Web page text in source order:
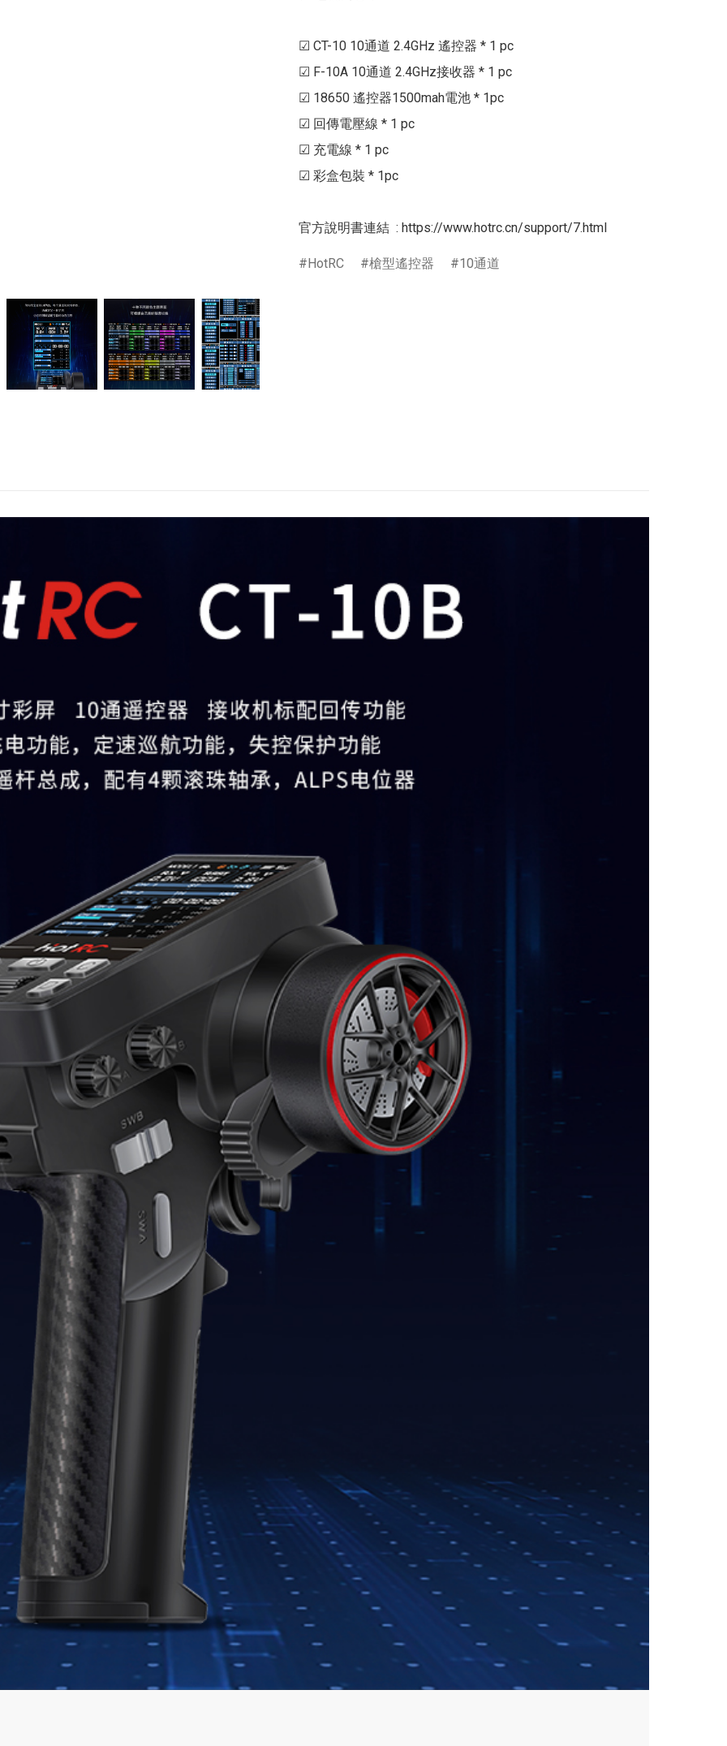
☑ CT-10 10通道 2.4GHz 遙控器 * 1 pc
☑ F-10A 10通道 2.4GHz接收器 * 1 pc
☑ 18650 遙控器1500mah電池 * 1pc
☑ 回傳電壓線 * 1 pc
☑ 充電線 * 1 pc
☑ 彩盒包裝 * 1pc
官方說明書連結  : https://www.hotrc.cn/support/7.html
HotRC 槍型遙控器 10通道